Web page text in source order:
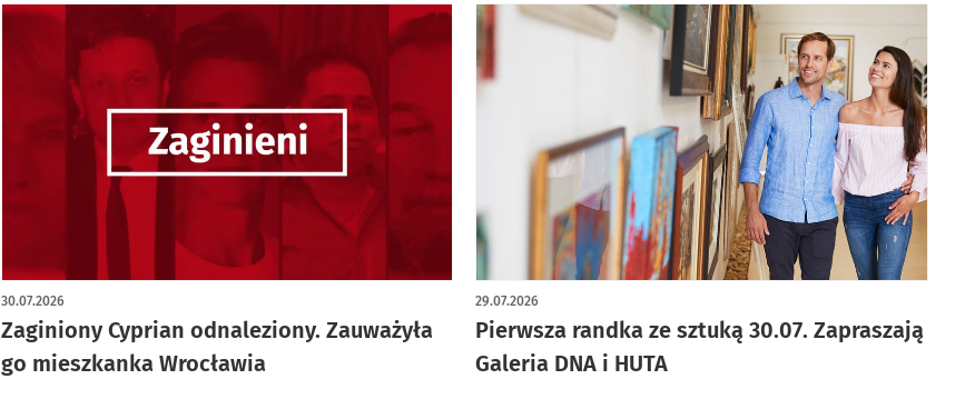
Zaginiony Cyprian odnaleziony. Zauważyła
go mieszkanka Wrocławia
30.07.2026
Pierwsza randka ze sztuką 30.07. Zapraszają
Galeria DNA i HUTA
29.07.2026